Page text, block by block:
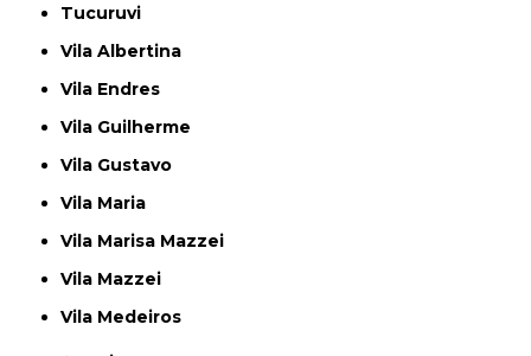
Tucuruvi
Vila Albertina
Vila Endres
Vila Guilherme
Vila Gustavo
Vila Maria
Vila Marisa Mazzei
Vila Mazzei
Vila Medeiros